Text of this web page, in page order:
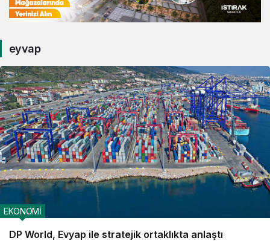
eyvap
DP World, Evyap ile stratejik ortaklıkta anlaştı
EKONOMİ